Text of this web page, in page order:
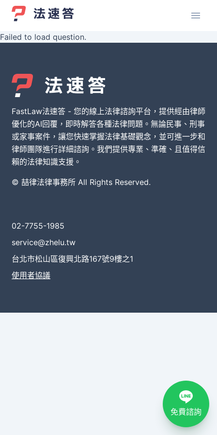
Failed to load question.
FastLaw法速答 - 您的線上法律諮詢平台，提供經由律師
優化的AI回覆，即時解答各種法律問題。無論民事、刑事
或家事案件，讓您快速掌握法律基礎觀念，並可進一步和
律師團隊進行詳細諮詢。我們提供專業、準確、且值得信
賴的法律知識支援。
© 喆律法律事務所 All Rights Reserved.
02-7755-1985
service@zhelu.tw
台北市松山區復興北路167號9樓之1
使用者協議
免費諮詢